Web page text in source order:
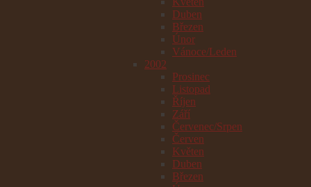
Duben
Březen
Únor
Vánoce/Leden
2002
Prosinec
Listopad
Říjen
Září
Červenec/Srpen
Červen
Květen
Duben
Březen